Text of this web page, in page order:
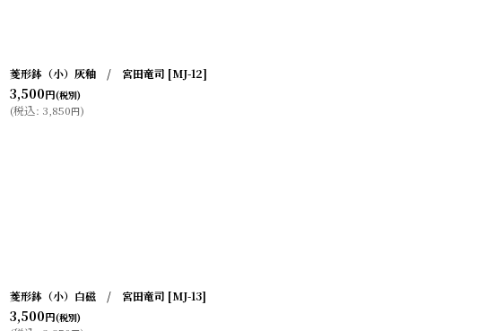
菱形鉢（小）灰釉 / 宮田竜司 [MJ-12]
3,500円(税別)
(税込: 3,850円)
菱形鉢（小）白磁 / 宮田竜司 [MJ-13]
3,500円(税別)